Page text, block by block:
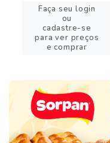
Faça seu login
ou
cadastre-se
para ver preços
e comprar